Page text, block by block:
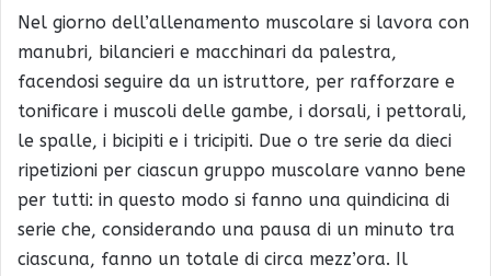
Nel giorno dell’allenamento muscolare si lavora con
manubri, bilancieri e macchinari da palestra,
facendosi seguire da un istruttore, per rafforzare e
tonificare i muscoli delle gambe, i dorsali, i pettorali,
le spalle, i bicipiti e i tricipiti. Due o tre serie da dieci
ripetizioni per ciascun gruppo muscolare vanno bene
per tutti: in questo modo si fanno una quindicina di
serie che, considerando una pausa di un minuto tra
ciascuna, fanno un totale di circa mezz’ora. Il